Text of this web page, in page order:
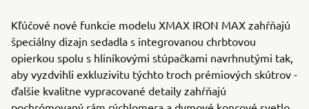
Kľúčové nové funkcie modelu XMAX IRON MAX zahŕňajú
špeciálny dizajn sedadla s integrovanou chrbtovou
opierkou spolu s hliníkovými stúpačkami navrhnutými tak,
aby vyzdvihli exkluzivitu týchto troch prémiových skútrov -
ďalšie kvalitne vypracované detaily zahŕňajú